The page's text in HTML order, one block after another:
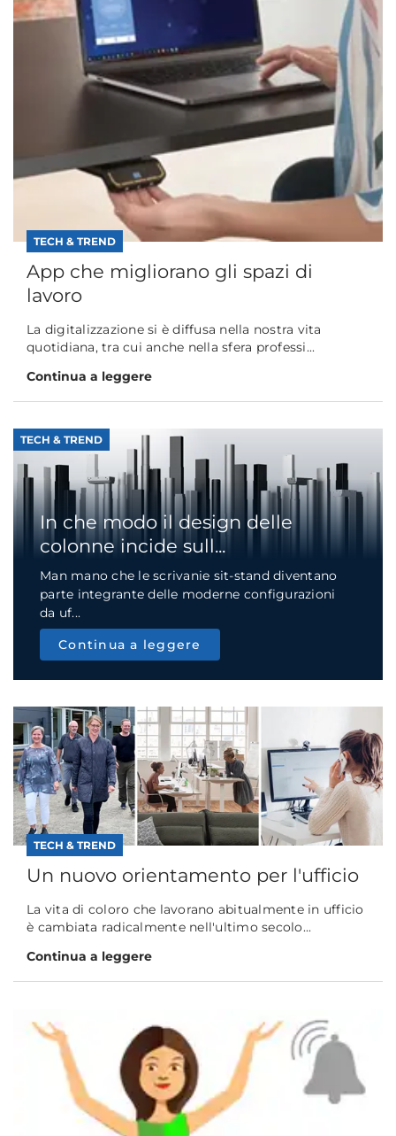
TECH & TREND
App che migliorano gli spazi di
lavoro
La digitalizzazione si è diffusa nella nostra vita
quotidiana, tra cui anche nella sfera professi...
Continua a leggere
TECH & TREND
In che modo il design delle
colonne incide sull...
Man mano che le scrivanie sit-stand diventano
parte integrante delle moderne configurazioni
da uf...
Continua a leggere
TECH & TREND
Un nuovo orientamento per l'ufficio
La vita di coloro che lavorano abitualmente in ufficio
è cambiata radicalmente nell'ultimo secolo...
Continua a leggere